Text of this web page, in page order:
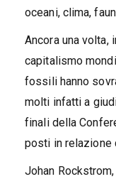
oceani, clima,
Ancora una volta,
capitalismo
fossili hanno
molti infatti a
finali della
posti in relazione
Johan